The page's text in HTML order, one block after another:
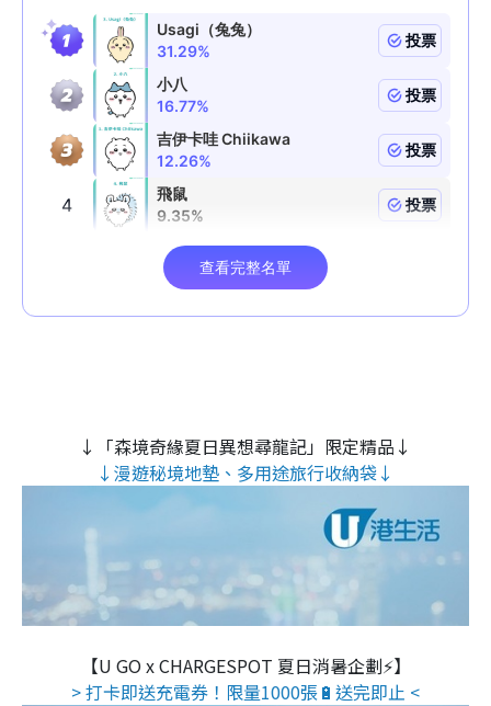
↓「森境奇緣夏日異想尋龍記」限定精品↓
↓漫遊秘境地墊、多用途旅行收納袋↓
【U GO x CHARGESPOT 夏日消暑企劃⚡】
> 打卡即送充電券！限量1000張🔋送完即止 <